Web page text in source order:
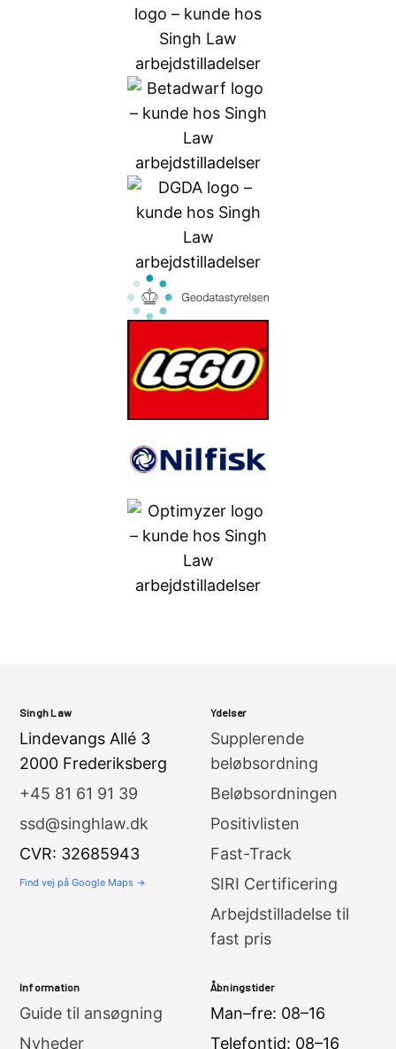
Singh Law
Lindevangs Allé 3
2000 Frederiksberg
+45 81 61 91 39
ssd@singhlaw.dk
CVR: 32685943
Find vej på Google Maps →
Ydelser
Supplerende
beløbsordning
Beløbsordningen
Positivlisten
Fast-Track
SIRI Certificering
Arbejdstilladelse til
fast pris
Information
Guide til ansøgning
Nyheder
Åbningstider
Man–fre: 08–16
Telefontid: 08–16